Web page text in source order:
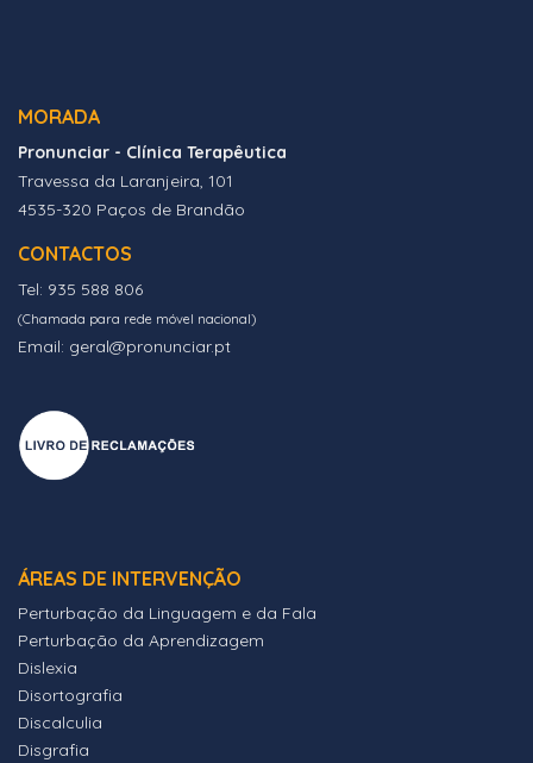
MORADA
Pronunciar - Clínica Terapêutica
Travessa da Laranjeira, 101
4535-320 Paços de Brandão
CONTACTOS
Tel: 935 588 806
(Chamada para rede móvel nacional)
Email: geral@pronunciar.pt
ÁREAS DE INTERVENÇÃO
Perturbação da Linguagem e da Fala
Perturbação da Aprendizagem
Dislexia
Disortografia
Discalculia
Disgrafia